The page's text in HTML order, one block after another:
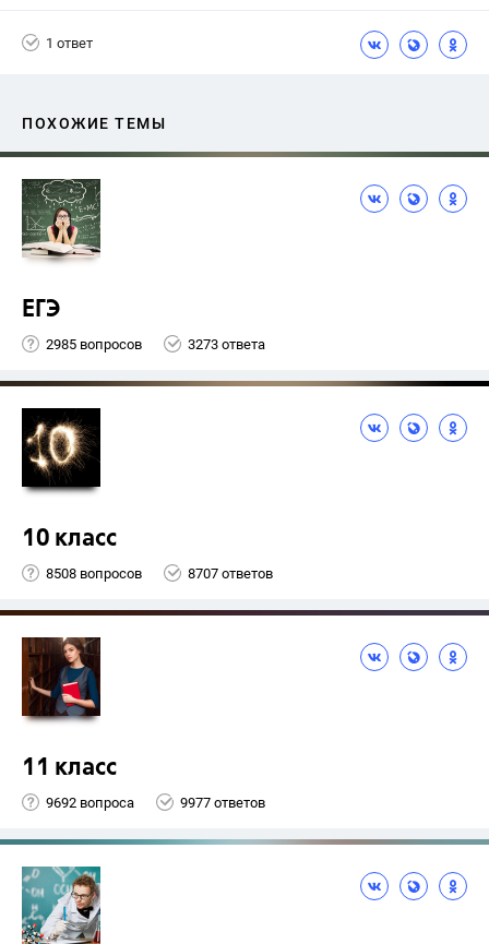
1 ответ
ПОХОЖИЕ ТЕМЫ
ЕГЭ
2985 вопросов 3273 ответа
10 класс
8508 вопросов 8707 ответов
11 класс
9692 вопроса 9977 ответов